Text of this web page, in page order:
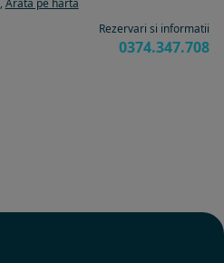
, Arata pe harta
Rezervari si informatii
0374.347.708